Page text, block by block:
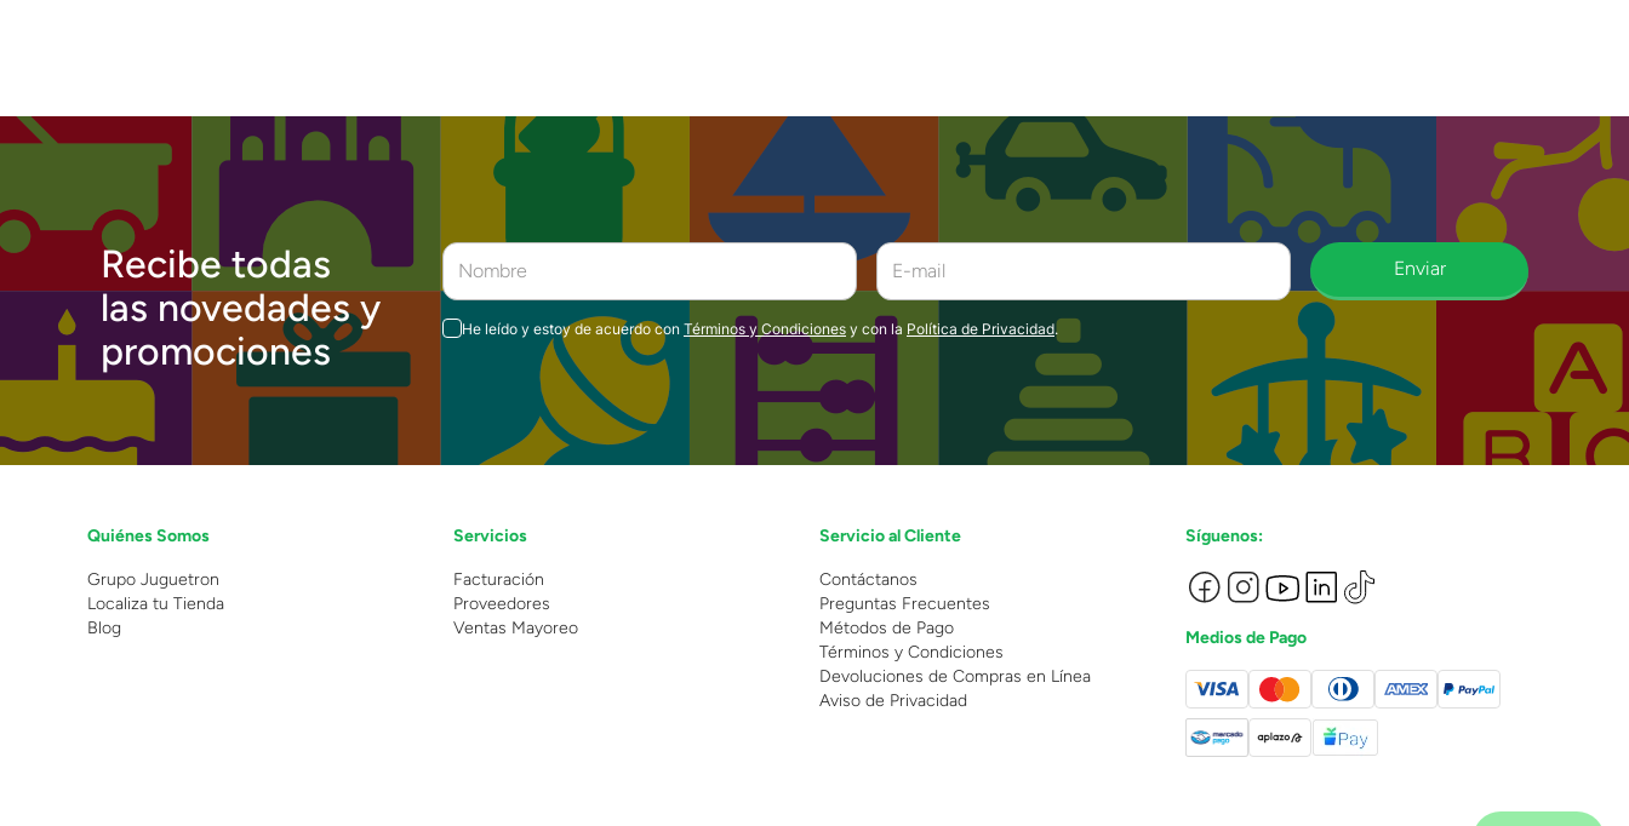
Recibe todas
las novedades y
promociones
Enviar
He leído y estoy de acuerdo con Términos y Condiciones y con la Política de Privacidad.
Quiénes Somos
Grupo Juguetron
Localiza tu Tienda
Blog
Servicios
Facturación
Proveedores
Ventas Mayoreo
Servicio al Cliente
Contáctanos
Preguntas Frecuentes
Métodos de Pago
Términos y Condiciones
Devoluciones de Compras en Línea
Aviso de Privacidad
Síguenos:
Medios de Pago